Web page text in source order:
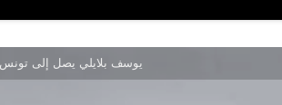
يوسف بلايلي يصل إلى